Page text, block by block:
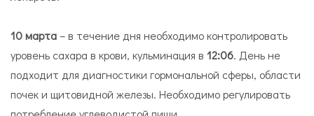
10 марта – в течение дня необходимо контролировать
уровень сахара в крови, кульминация в 12:06. День не
подходит для диагностики гормональной сферы, области
почек и щитовидной железы. Необходимо регулировать